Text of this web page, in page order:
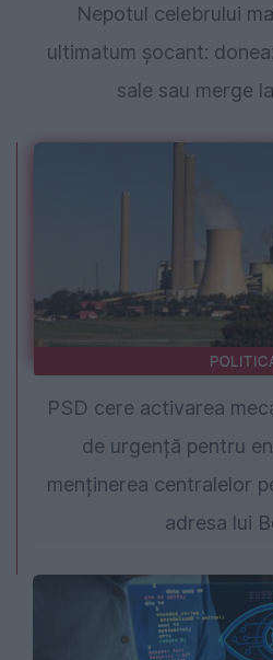
Nepotul celebrului
ultimatum șocant:
sale sau merge
PSD cere activarea
de urgență pentru
menținerea centralelor
adresa lui